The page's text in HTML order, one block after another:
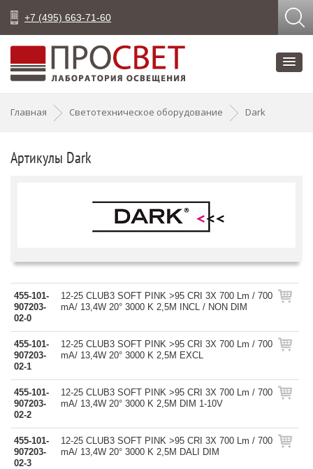
+7 (495) 663-71-60
Главная Светотехническое оборудование Dark
Артикулы Dark
455-101-
907203-
02-0
12-25 CLUB3 SOFT PINK >95 CRI 3X 700 Lm / 700
mA/ 13,4W 20° 3000 K 2,5M INCL / NON DIM
455-101-
907203-
02-1
12-25 CLUB3 SOFT PINK >95 CRI 3X 700 Lm / 700
mA/ 13,4W 20° 3000 K 2,5M EXCL
455-101-
907203-
02-2
12-25 CLUB3 SOFT PINK >95 CRI 3X 700 Lm / 700
mA/ 13,4W 20° 3000 K 2,5M DIM 1-10V
455-101-
907203-
02-3
12-25 CLUB3 SOFT PINK >95 CRI 3X 700 Lm / 700
mA/ 13,4W 20° 3000 K 2,5M DALI DIM